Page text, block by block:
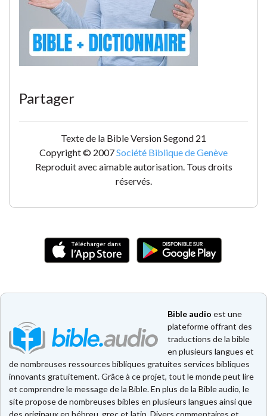
Partager
Texte de la Bible Version Segond 21
Copyright © 2007Société Biblique de Genève
Reproduit avec aimable autorisation. Tous droits
réservés.
Bible audio est une
plateforme offrant des
traductions de la bible
en plusieurs langues et
de nombreuses ressources bibliques gratuites services bibliques
innovants gratuitement. Grâce à ce projet, tout le monde peut lire
et comprendre le message de la Bible. En plus de la Bible audio, le
site propose de nombreuses bibles en plusieurs langues ainsi que